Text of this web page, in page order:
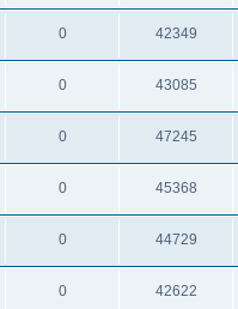
0 42349
0 43085
0 47245
0 45368
0 44729
0 42622